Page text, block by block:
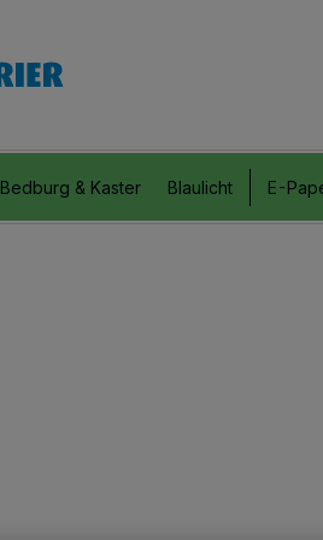
Bedburg & Kaster Blaulicht E-